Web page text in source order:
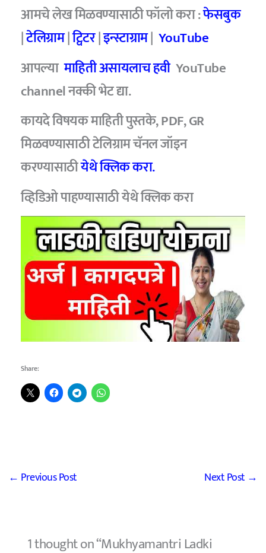
आमचे लेख मिळवण्यासाठी फॉलो करा :फेसबुक
|टेलिग्राम|ट्विटर|इन्स्टाग्राम| YouTube
आपल्यामाहिती असायलाच हवीYouTube
channelनक्की भेट द्या.
कायदे विषयक माहिती पुस्तके, PDF, GR
मिळवण्यासाठी टेलिग्राम चॅनल जॉइन
करण्यासाठीयेथे क्लिक करा.
व्हिडिओ पाहण्यासाठीयेथे क्लिक करा
Share:
← Previous Post Next Post →
1 thought on “Mukhyamantri Ladki